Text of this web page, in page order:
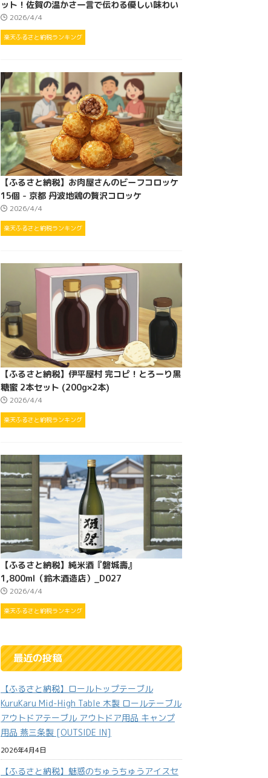
ット！佐賀の温かさ一言で伝わる優しい味わい
2026/4/4
楽天ふるさと納税ランキング
【ふるさと納税】お肉屋さんのビーフコロッケ
15個 - 京都 丹波地鶏の贅沢コロッケ
2026/4/4
楽天ふるさと納税ランキング
【ふるさと納税】伊平屋村 完コピ！とろーり黒
糖蜜 2本セット (200g×2本)
2026/4/4
楽天ふるさと納税ランキング
【ふるさと納税】純米酒『磐城壽』
1,800ml（鈴木酒造店）_D027
2026/4/4
楽天ふるさと納税ランキング
最近の投稿
【ふるさと納税】ロールトップテーブル
KuruKaru Mid-High Table 木製 ロールテーブル
アウトドアテーブル アウトドア用品 キャンプ
用品 燕三条製 [OUTSIDE IN]
2026年4月4日
【ふるさと納税】魅惑のちゅうちゅうアイスセ